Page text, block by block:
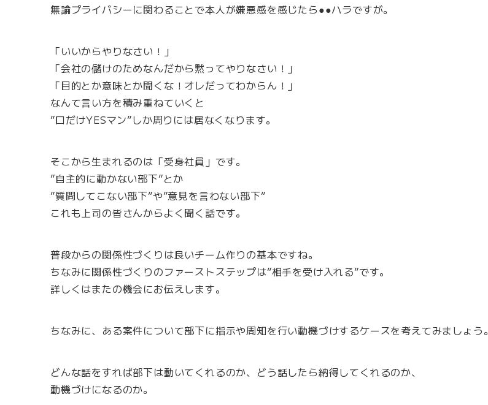
無論プライバシーに関わることで本人が嫌悪感を感じたら●●ハラですが。
「いいからやりなさい！」
「会社の儲けのためなんだから黙ってやりなさい！」
「目的とか意味とか聞くな！オレだってわからん！」
なんて言い方を積み重ねていくと
”口だけYESマン”しか周りには居なくなります。
そこから生まれるのは「受身社員」です。
”自主的に動かない部下”とか
”質問してこない部下”や”意見を言わない部下”
これも上司の皆さんからよく聞く話です。
普段からの関係性づくりは良いチーム作りの基本ですね。
ちなみに関係性づくりのファーストステップは”相手を受け入れる”です。
詳しくはまたの機会にお伝えします。
ちなみに、ある案件について部下に指示や周知を行い動機づけするケースを考えてみましょう。
どんな話をすれば部下は動いてくれるのか、どう話したら納得してくれるのか、
動機づけになるのか。